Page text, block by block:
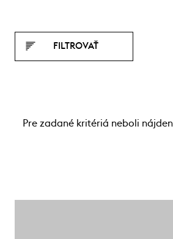
FILTROVAŤ
Pre zadané kritériá neboli